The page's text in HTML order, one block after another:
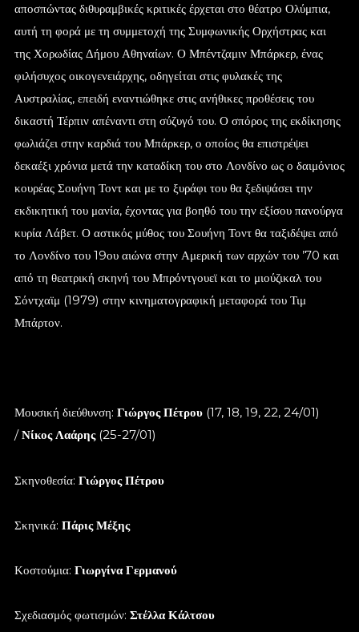
αποσπώντας διθυραμβικές κριτικές έρχεται στο θέατρο Ολύμπια,
αυτή τη φορά με τη συμμετοχή της Συμφωνικής Ορχήστρας και
της Χορωδίας Δήμου Αθηναίων. Ο Μπέντζαμιν Μπάρκερ, ένας
φιλήσυχος οικογενειάρχης, οδηγείται στις φυλακές της
Αυστραλίας, επειδή εναντιώθηκε στις ανήθικες προθέσεις του
δικαστή Τέρπιν απέναντι στη σύζυγό του. Ο σπόρος της εκδίκησης
φωλιάζει στην καρδιά του Μπάρκερ, ο οποίος θα επιστρέψει
δεκαέξι χρόνια μετά την καταδίκη του στο Λονδίνο ως ο δαιμόνιος
κουρέας Σουήνη Τοντ και με το ξυράφι του θα ξεδιψάσει την
εκδικητική του μανία, έχοντας για βοηθό του την εξίσου πανούργα
κυρία Λάβετ. Ο αστικός μύθος του Σουήνη Τοντ θα ταξιδέψει από
το Λονδίνο του 19ου αιώνα στην Αμερική των αρχών του ’70 και
από τη θεατρική σκηνή του Μπρόντγουεϊ και το μιούζικαλ του
Σόντχαϊμ (1979) στην κινηματογραφική μεταφορά του Τιμ
Μπάρτον.
Μουσική διεύθυνση: Γιώργος Πέτρου(17, 18, 19, 22, 24/01)
/Νίκος Λαάρης(25-27/01)
Σκηνοθεσία: Γιώργος Πέτρου
Σκηνικά: Πάρις Μέξης
Κοστούμια: Γιωργίνα Γερμανού
Σχεδιασμός φωτισμών: Στέλλα Κάλτσου